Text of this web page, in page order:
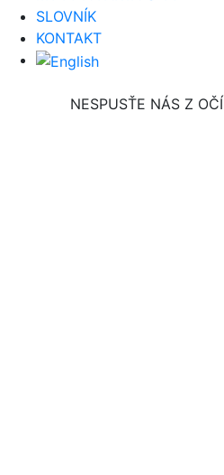
SLOVNÍK
KONTAKT
NESPUSŤE NÁS Z OČÍ